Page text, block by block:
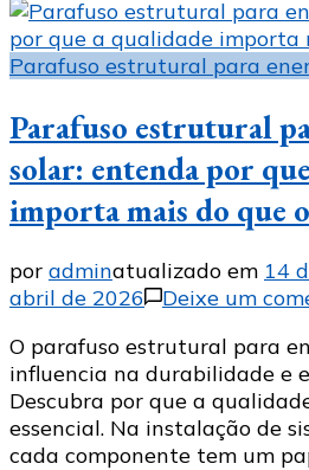
Parafuso estrutural para
Parafuso estrutural
solar: entenda por
importa mais do que
por adminatualizado em 14
abril de 2026
Deixe um
O parafuso estrutural para
influencia na durabilidade e
Descubra por que a
essencial. Na instalação de
cada componente tem um